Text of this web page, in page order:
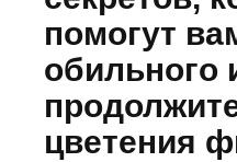
помогут
обильного
цветения